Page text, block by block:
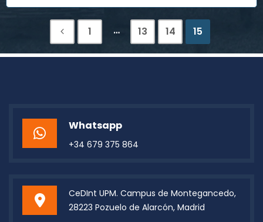
1 … 13 14 15
Whatsapp
+34 679 375 864
CeDInt UPM. Campus de Montegancedo,
28223 Pozuelo de Alarcón, Madrid